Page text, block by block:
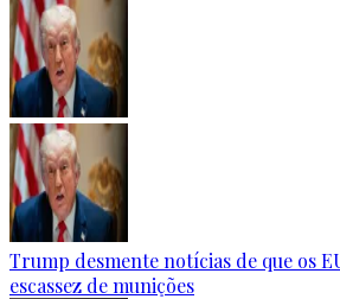
Trump desmente notícias de que os
escassez de munições